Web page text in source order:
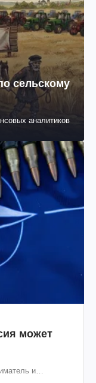
сельскому
аналитиков
может
и